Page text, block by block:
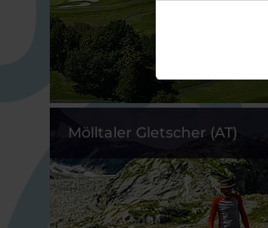
Mölltaler Gletscher (AT)